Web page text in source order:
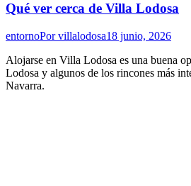
Qué ver cerca de Villa Lodosa
entornoPorvillalodosa18 junio, 2026
Alojarse en Villa Lodosa es una buena
Lodosa y algunos de los rincones más
Navarra.